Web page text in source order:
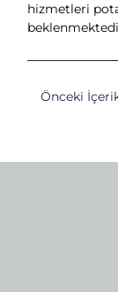
hizmetleri
Önceki